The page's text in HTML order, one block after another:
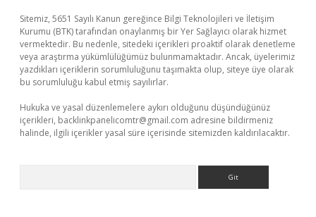
Sitemiz, 5651 Sayılı Kanun gereğince Bilgi Teknolojileri ve İletişim
Kurumu (BTK) tarafından onaylanmış bir Yer Sağlayıcı olarak hizmet
vermektedir. Bu nedenle, sitedeki içerikleri proaktif olarak denetleme
veya araştırma yükümlülüğümüz bulunmamaktadır. Ancak, üyelerimiz
yazdıkları içeriklerin sorumluluğunu taşımakta olup, siteye üye olarak
bu sorumluluğu kabul etmiş sayılırlar.
Hukuka ve yasal düzenlemelere aykırı olduğunu düşündüğünüz
içerikleri, backlinkpanelicomtr@gmail.com adresine bildirmeniz
halinde, ilgili içerikler yasal süre içerisinde sitemizden kaldırılacaktır.